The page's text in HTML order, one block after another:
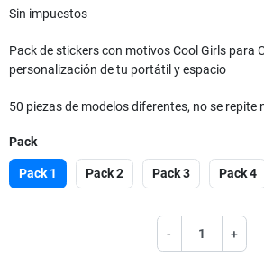
Sin impuestos
Pack de stickers con motivos Cool Girls para
personalización de tu portátil y espacio
50 piezas de modelos diferentes, no se repite
Pack
Pack 1 Pack 2 Pack 3 Pack 4
- +